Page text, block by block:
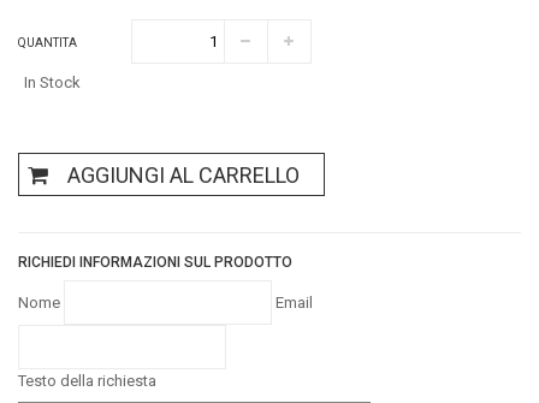
QUANTITA
In Stock
AGGIUNGI AL CARRELLO
RICHIEDI INFORMAZIONI SUL PRODOTTO
Nome Email
Testo della richiesta